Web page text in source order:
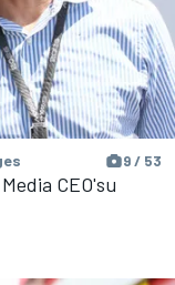
9 / 53
CEO'su